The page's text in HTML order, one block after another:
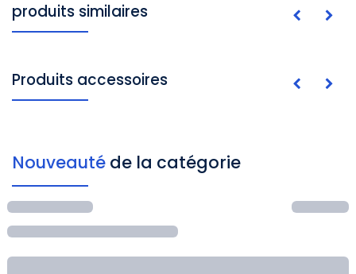
produits similaires
Produits accessoires
Nouveauté de la catégorie